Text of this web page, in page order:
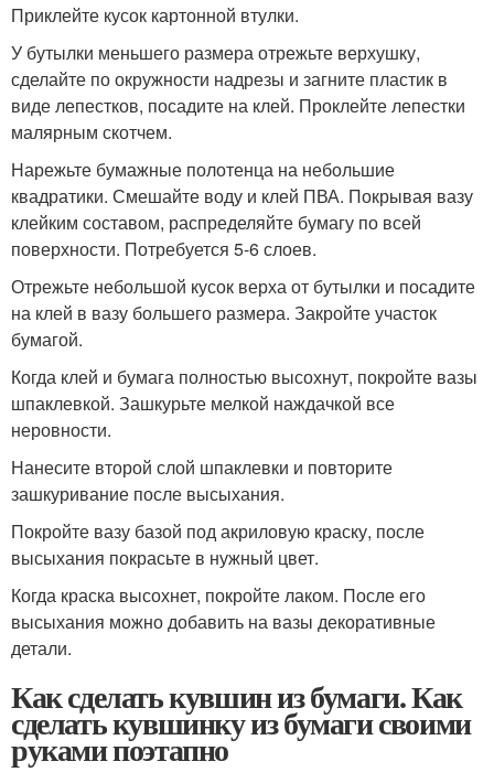
Приклейте кусок картонной втулки.
У бутылки меньшего размера отрежьте верхушку,
сделайте по окружности надрезы и загните пластик в
виде лепестков, посадите на клей. Проклейте лепестки
малярным скотчем.
Нарежьте бумажные полотенца на небольшие
квадратики. Смешайте воду и клей ПВА. Покрывая вазу
клейким составом, распределяйте бумагу по всей
поверхности. Потребуется 5-6 слоев.
Отрежьте небольшой кусок верха от бутылки и посадите
на клей в вазу большего размера. Закройте участок
бумагой.
Когда клей и бумага полностью высохнут, покройте вазы
шпаклевкой. Зашкурьте мелкой наждачкой все
неровности.
Нанесите второй слой шпаклевки и повторите
зашкуривание после высыхания.
Покройте вазу базой под акриловую краску, после
высыхания покрасьте в нужный цвет.
Когда краска высохнет, покройте лаком. После его
высыхания можно добавить на вазы декоративные
детали.
Как сделать кувшин из бумаги. Как
сделать кувшинку из бумаги своими
руками поэтапно